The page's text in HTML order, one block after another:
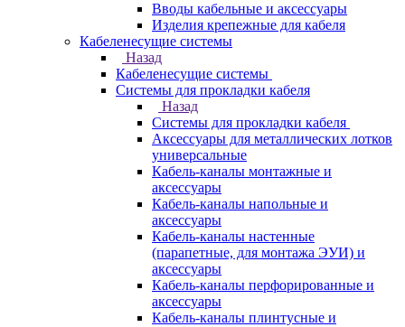
Вводы кабельные и аксессуары
Изделия крепежные для кабеля
Кабеленесущие системы
Назад
Кабеленесущие системы
Системы для прокладки кабеля
Назад
Системы для прокладки кабеля
Аксессуары для металлических лотков
универсальные
Кабель-каналы монтажные и
аксессуары
Кабель-каналы напольные и
аксессуары
Кабель-каналы настенные
(парапетные, для монтажа ЭУИ) и
аксессуары
Кабель-каналы перфорированные и
аксессуары
Кабель-каналы плинтусные и